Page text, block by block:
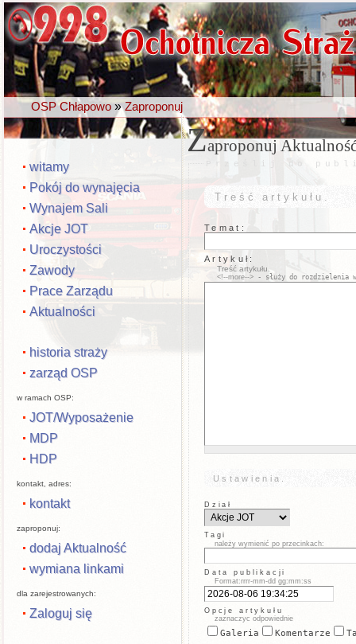
OSP Chłapowo » Zaproponuj
witamy
Pokój do wynajęcia
Wynajem Sali
Akcje JOT
Uroczystości
Zawody
Prace Zarządu
Aktualności
historia straży
zarząd OSP
w ramach OSP:
JOT/Wyposażenie
MDP
HDP
kontakt, adres:
kontakt
zaproponuj:
dodaj Aktualność
wymiana linkami
dla zarejestrowanych:
Zaloguj się
Zaproponuj
Prześlij do
Treść artykułu.
Temat:
Artykuł:
Treść artykułu.
<!--more-->- służy do rozdzielenia
Ustawienia.
Dział
Tagi
należy wymienić po przecinkach:
Data publikacji
Format:rrrr-mm-dd gg:mm:ss
Opcje artykułu
zaznaczyc odpowiednie
Galeria Komentarze